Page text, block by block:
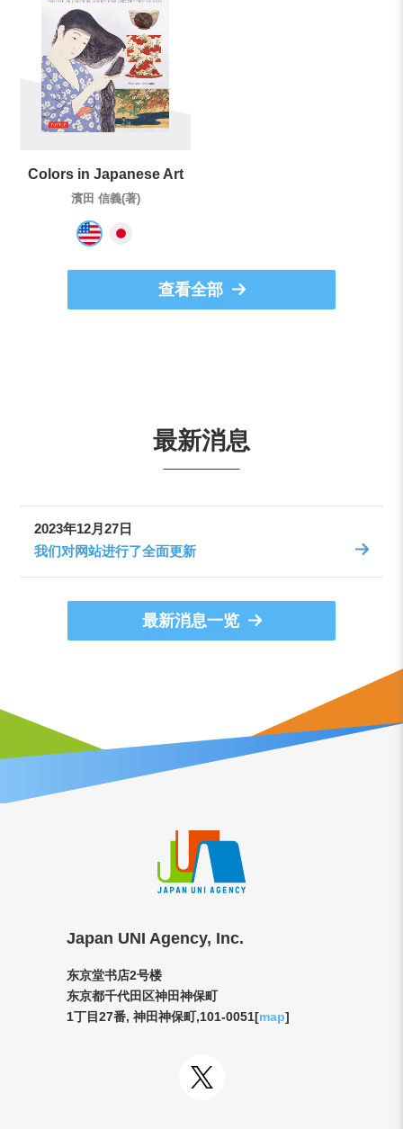
Colors in Japanese Art
濱田 信義(著)
查看全部
最新消息
2023年12月27日
我们对网站进行了全面更新
最新消息一览
Japan UNI Agency, Inc.
东京堂书店2号楼
东京都千代田区神田神保町
1丁目27番, 神田神保町,101-0051[map]